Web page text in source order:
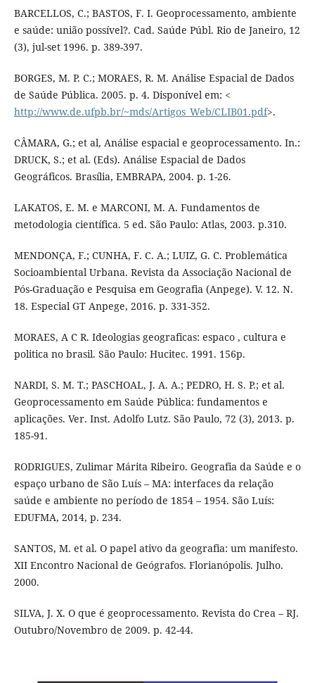
BARCELLOS, C.; BASTOS, F. I. Geoprocessamento, ambiente
e saúde: união possível?. Cad. Saúde Públ. Rio de Janeiro, 12
(3), jul-set 1996. p. 389-397.
BORGES, M. P. C.; MORAES, R. M. Análise Espacial de Dados
de Saúde Pública. 2005. p. 4. Disponível em: <
http://www.de.ufpb.br/~mds/Artigos_Web/CLIB01.pdf>.
CÂMARA, G.; et al, Análise espacial e geoprocessamento. In.:
DRUCK, S.; et al. (Eds). Análise Espacial de Dados
Geográficos. Brasília, EMBRAPA, 2004. p. 1-26.
LAKATOS, E. M. e MARCONI, M. A. Fundamentos de
metodologia científica. 5 ed. São Paulo: Atlas, 2003. p.310.
MENDONÇA, F.; CUNHA, F. C. A.; LUIZ, G. C. Problemática
Socioambiental Urbana. Revista da Associação Nacional de
Pós-Graduação e Pesquisa em Geografia (Anpege). V. 12. N.
18. Especial GT Anpege, 2016. p. 331-352.
MORAES, A C R. Ideologias geograficas: espaco , cultura e
politica no brasil. São Paulo: Hucitec. 1991. 156p.
NARDI, S. M. T.; PASCHOAL, J. A. A.; PEDRO, H. S. P.; et al.
Geoprocessamento em Saúde Pública: fundamentos e
aplicações. Ver. Inst. Adolfo Lutz. São Paulo, 72 (3), 2013. p.
185-91.
RODRIGUES, Zulimar Márita Ribeiro. Geografia da Saúde e o
espaço urbano de São Luís – MA: interfaces da relação
saúde e ambiente no período de 1854 – 1954. São Luís:
EDUFMA, 2014, p. 234.
SANTOS, M. et al. O papel ativo da geografia: um manifesto.
XII Encontro Nacional de Geógrafos. Florianópolis. Julho.
2000.
SILVA, J. X. O que é geoprocessamento. Revista do Crea – RJ.
Outubro/Novembro de 2009. p. 42-44.